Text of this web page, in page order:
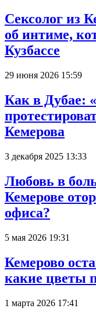
Сексолог из
об интиме,
Кузбассе
29 июня 2026 15:59
Как в Дубае:
Кемерова
3 декабря 2025 13:33
Любовь в
Кемерове
офиса?
5 мая 2026 19:31
Кемерово
какие цветы
1 марта 2026 17:41